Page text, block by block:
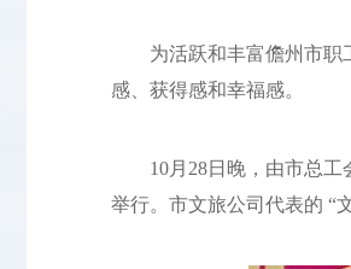
为活跃和丰富儋州市职工
感、获得感和幸福感。
10月28日晚，由市总工会
举行。市文旅公司代表的 “